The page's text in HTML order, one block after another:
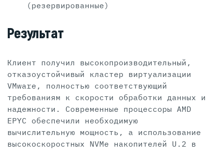
(резервированные)
Результат
Клиент получил высокопроизводительный,
отказоустойчивый кластер виртуализации
VMware, полностью соответствующий
требованиям к скорости обработки данных и
надежности. Современные процессоры AMD
EPYC обеспечили необходимую
вычислительную мощность, а использование
высокоскоростных NVMe накопителей U.2 в